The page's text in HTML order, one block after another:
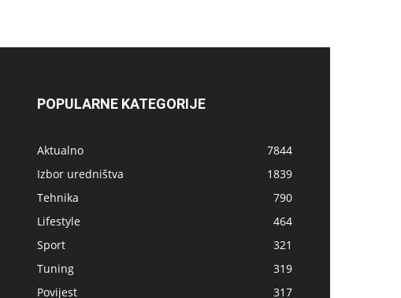
POPULARNE KATEGORIJE
Aktualno
7844
Izbor uredništva
1839
Tehnika
790
Lifestyle
464
Sport
321
Tuning
319
Povijest
317